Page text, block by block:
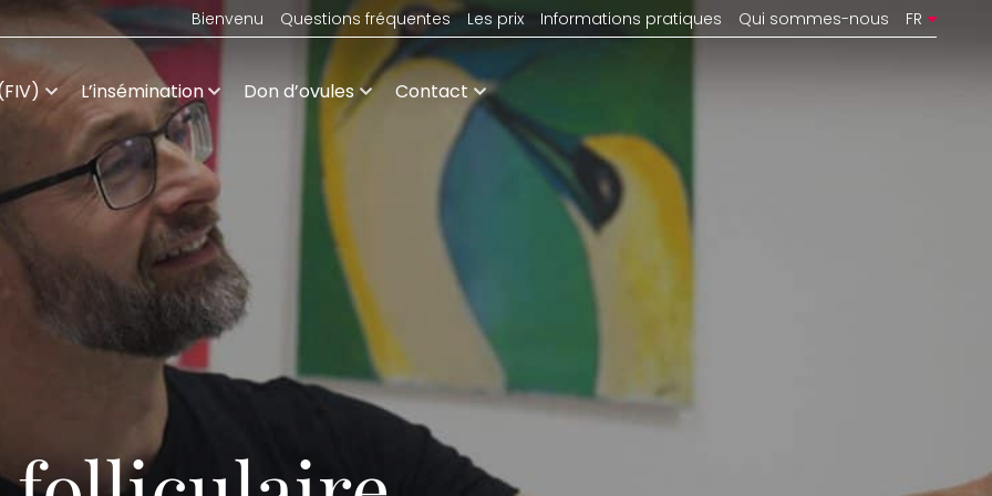
Bienvenu Questions fréquentes Les prix Informations pratiques Qui sommes-nous FR
L’insémination Don d’ovules Contact